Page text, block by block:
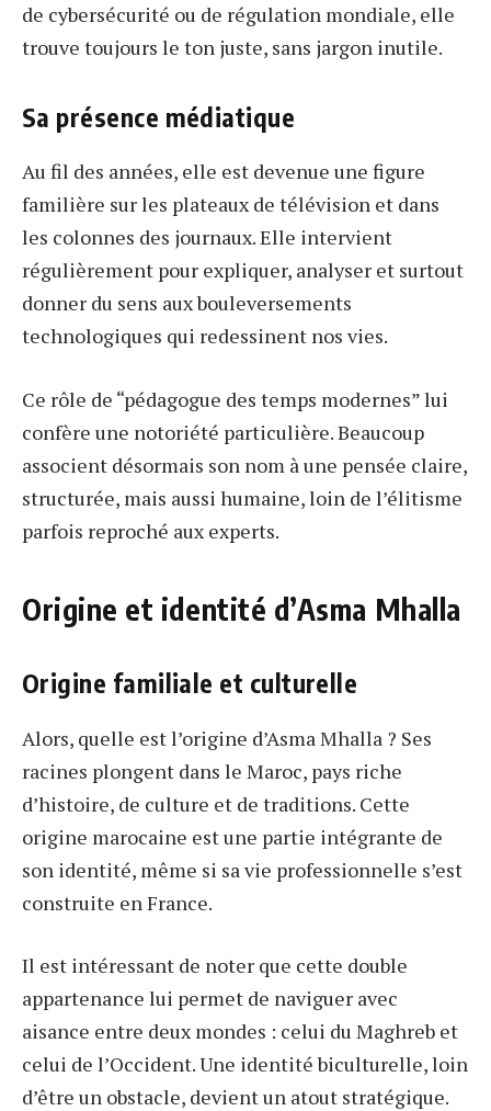
de cybersécurité ou de régulation mondiale, elle
trouve toujours le ton juste, sans jargon inutile.
Sa présence médiatique
Au fil des années, elle est devenue une figure
familière sur les plateaux de télévision et dans
les colonnes des journaux. Elle intervient
régulièrement pour expliquer, analyser et surtout
donner du sens aux bouleversements
technologiques qui redessinent nos vies.
Ce rôle de “pédagogue des temps modernes” lui
confère une notoriété particulière. Beaucoup
associent désormais son nom à une pensée claire,
structurée, mais aussi humaine, loin de l’élitisme
parfois reproché aux experts.
Origine et identité d’Asma Mhalla
Origine familiale et culturelle
Alors, quelle est l’origine d’Asma Mhalla ? Ses
racines plongent dans le Maroc, pays riche
d’histoire, de culture et de traditions. Cette
origine marocaine est une partie intégrante de
son identité, même si sa vie professionnelle s’est
construite en France.
Il est intéressant de noter que cette double
appartenance lui permet de naviguer avec
aisance entre deux mondes : celui du Maghreb et
celui de l’Occident. Une identité biculturelle, loin
d’être un obstacle, devient un atout stratégique.